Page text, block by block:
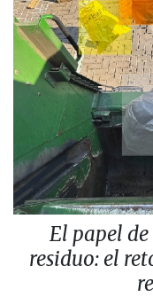
El papel
residuo: el